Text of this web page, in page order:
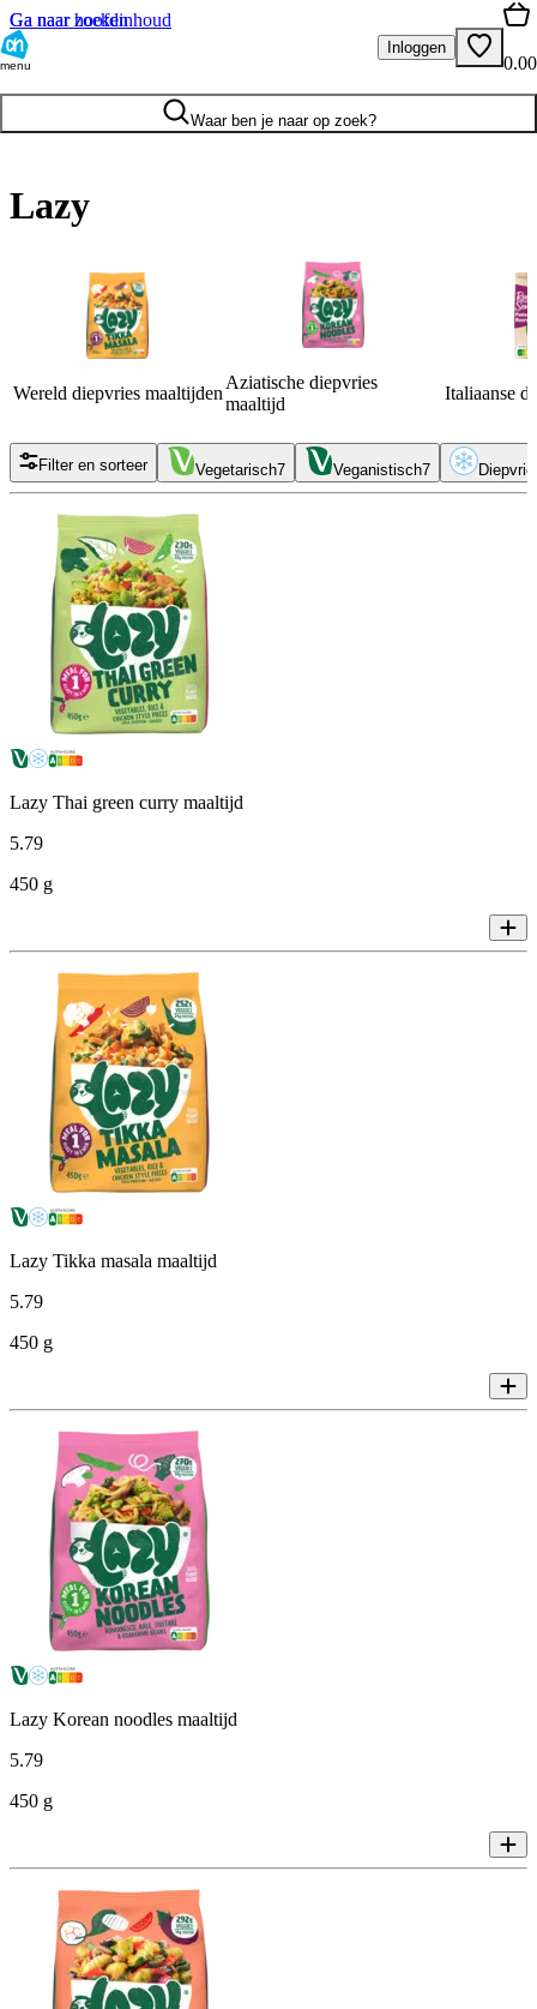
Ga naar hoofdinhoud
Ga naar zoeken
menu
Inloggen
0.00
Waar ben je naar op zoek?
Lazy
Wereld diepvries maaltijden
Aziatische diepvries
maaltijd
Italiaanse
Filter en sorteer Vegetarisch7 Veganistisch7
Lazy Thai green curry maaltijd
5.79
450 g
Lazy Tikka masala maaltijd
5.79
450 g
Lazy Korean noodles maaltijd
5.79
450 g